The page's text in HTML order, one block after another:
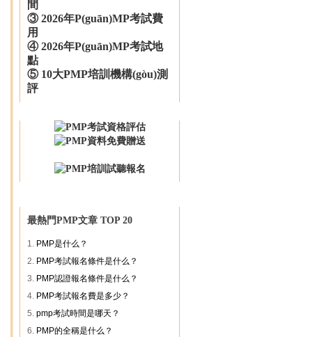
間
③2026年P(guān)MP考試費
用
④2026年P(guān)MP考試地
點
⑤ 10大PMP培訓機構(gòu)測
評
最熱門PMP文章 TOP 20
1. PMP是什么？
2. PMP考試報名條件是什么？
3. PMP認證報名條件是什么？
4. PMP考試報名費是多少？
5. pmp考試時間是哪天？
6. PMP的全稱是什么？